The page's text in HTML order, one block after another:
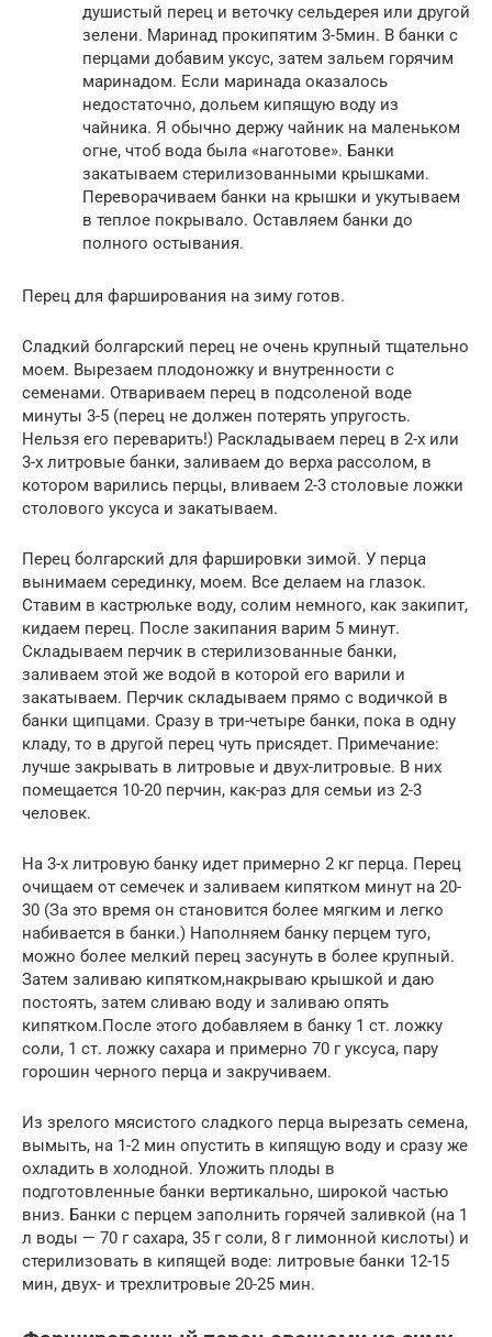
душистый перец и веточку сельдерея или другой
зелени. Маринад прокипятим 3-5мин. В банки с
перцами добавим уксус, затем зальем горячим
маринадом. Если маринада оказалось
недостаточно, дольем кипящую воду из
чайника. Я обычно держу чайник на маленьком
огне, чтоб вода была «наготове». Банки
закатываем стерилизованными крышками.
Переворачиваем банки на крышки и укутываем
в теплое покрывало. Оставляем банки до
полного остывания.
Перец для фарширования на зиму готов.
Сладкий болгарский перец не очень крупный тщательно
моем. Вырезаем плодоножку и внутренности с
семенами. Отвариваем перец в подсоленой воде
минуты 3-5 (перец не должен потерять упругость.
Нельзя его переварить!) Раскладываем перец в 2-х или
3-х литровые банки, заливаем до верха рассолом, в
котором варились перцы, вливаем 2-3 столовые ложки
столового уксуса и закатываем.
Перец болгарский для фаршировки зимой. У перца
вынимаем серединку, моем. Все делаем на глазок.
Ставим в кастрюльке воду, солим немного, как закипит,
кидаем перец. После закипания варим 5 минут.
Складываем перчик в стерилизованные банки,
заливаем этой же водой в которой его варили и
закатываем. Перчик складываем прямо с водичкой в
банки щипцами. Сразу в три-четыре банки, пока в одну
кладу, то в другой перец чуть присядет. Примечание:
лучше закрывать в литровые и двух-литровые. В них
помещается 10-20 перчин, как-раз для семьи из 2-3
человек.
На 3-х литровую банку идет примерно 2 кг перца. Перец
очищаем от семечек и заливаем кипятком минут на 20-
30 (За это время он становится более мягким и легко
набивается в банки.) Наполняем банку перцем туго,
можно более мелкий перец засунуть в более крупный.
Затем заливаю кипятком,накрываю крышкой и даю
постоять, затем сливаю воду и заливаю опять
кипятком.После этого добавляем в банку 1 ст. ложку
соли, 1 ст. ложку сахара и примерно 70 г уксуса, пару
горошин черного перца и закручиваем.
Из зрелого мясистого сладкого перца вырезать семена,
вымыть, на 1-2 мин опустить в кипящую воду и сразу же
охладить в холодной. Уложить плоды в
подготовленные банки вертикально, широкой частью
вниз. Банки с перцем заполнить горячей заливкой (на 1
л воды — 70 г сахара, 35 г соли, 8 г лимонной кислоты) и
стерилизовать в кипящей воде: литровые банки 12-15
мин, двух- и трехлитровые 20-25 мин.